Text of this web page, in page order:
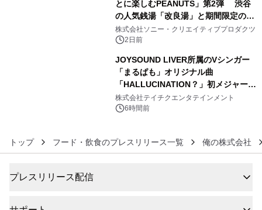
とに楽しむPEANUTS」第2弾 渋谷
の人気銭湯「改良湯」と期間限定のコ
ラボレーション サウナイキタイコラ
ボグッズも発売決定！
株式会社ソニー・クリエイティブプロダクツ
2日前
JOYSOUND LIVER所属のVシンガー
「まるぱも」オリジナル曲
「HALLUCINATION？」初メジャー配
信リリース決定！
株式会社テイチクエンタテインメント
6時間前
トップ フード・飲食のプレスリリース一覧 俺の株式会社
プレスリリース配信